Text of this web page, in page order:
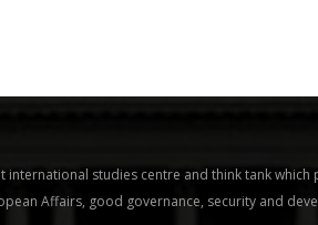
international studies centre and think tank
Affairs, good governance, security and